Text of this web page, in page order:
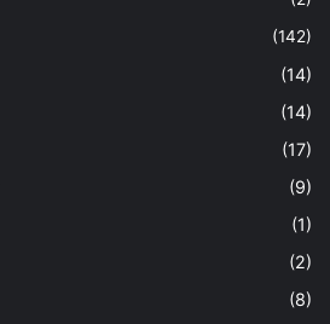
(142)
(14)
(14)
(17)
(9)
(1)
(2)
(8)